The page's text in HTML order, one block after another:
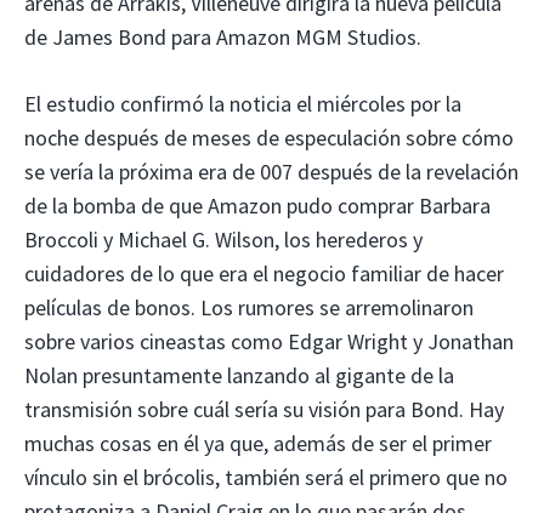
de James Bond para Amazon MGM Studios.
El estudio confirmó la noticia el miércoles por la
noche después de meses de especulación sobre cómo
se vería la próxima era de 007 después de la revelación
de la bomba de que Amazon pudo comprar Barbara
Broccoli y Michael G. Wilson, los herederos y
cuidadores de lo que era el negocio familiar de hacer
películas de bonos. Los rumores se arremolinaron
sobre varios cineastas como Edgar Wright y Jonathan
Nolan presuntamente lanzando al gigante de la
transmisión sobre cuál sería su visión para Bond. Hay
muchas cosas en él ya que, además de ser el primer
vínculo sin el brócolis, también será el primero que no